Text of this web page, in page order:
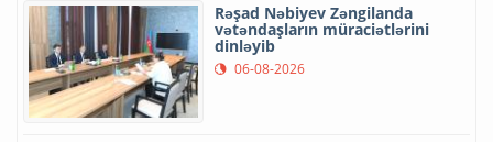
Rəşad Nəbiyev Zəngilanda
vətəndaşların müraciətlərini
dinləyib
06-08-2026